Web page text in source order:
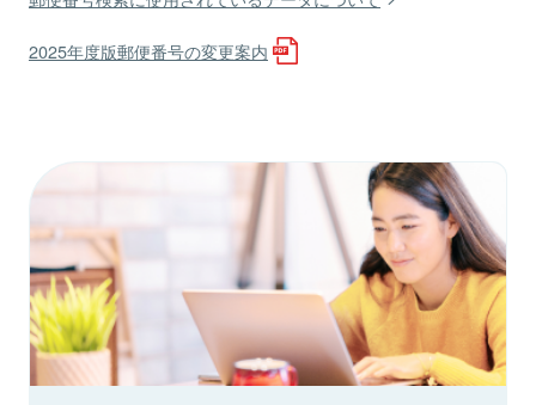
2025年度版郵便番号の変更案内